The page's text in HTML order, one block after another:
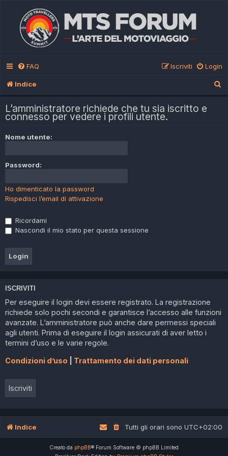
FAQ Login
Iscriviti
Indice
L’amministratore richiede che tu sia iscritto e
connesso per vedere i profili utente.
Nome utente:
Password:
Ho dimenticato la password
Rispedisci l’email di attivazione
Ricordami
Nascondi il mio stato per questa sessione
ISCRIVITI
Per eseguire il login devi essere registrato. La registrazione
richiede solo pochi secondi e garantisce l’accesso alle funzioni
avanzate. L’amministratore può anche dare permessi speciali
agli utenti. Prima di eseguire il login assicurati di aver letto i
termini d’uso e le varie regole.
Condizioni d’uso Trattamento dei dati personali
Iscriviti
Indice Tutti gli orari sono UTC+02:00
Creato da phpBB® Forum Software © phpBB Limited